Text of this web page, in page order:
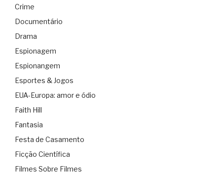
Crime
Documentário
Drama
Espionagem
Espionangem
Esportes & Jogos
EUA-Europa: amor e ódio
Faith Hill
Fantasia
Festa de Casamento
Ficção Científica
Filmes Sobre Filmes